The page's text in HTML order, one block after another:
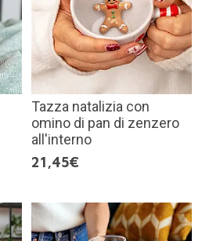
Tazza natalizia con
omino di pan di zenzero
all'interno
21,45€